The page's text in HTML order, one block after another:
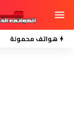
هواتف محمولة